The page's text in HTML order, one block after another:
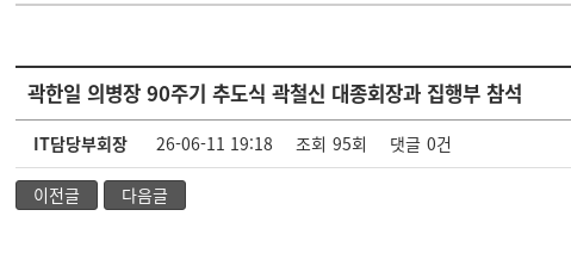
곽한일 의병장 90주기 추도식 곽철신 대종회장과 집행부 참석
IT담당부회장 26-06-11 19:18 조회 95회 댓글 0건
이전글 다음글